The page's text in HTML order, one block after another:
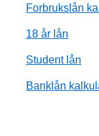
Forbrukslån
18 år lån
Student lån
Banklån